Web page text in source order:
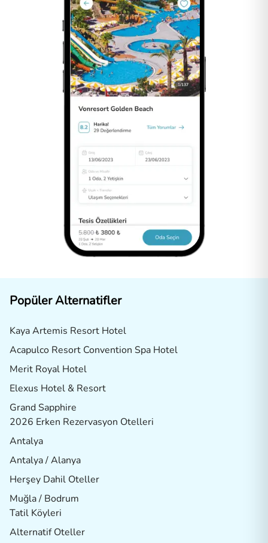
Popüler Alternatifler
Kaya Artemis Resort Hotel
Acapulco Resort Convention Spa Hotel
Merit Royal Hotel
Elexus Hotel & Resort
Grand Sapphire
2026 Erken Rezervasyon Otelleri
Antalya
Antalya / Alanya
Herşey Dahil Oteller
Muğla / Bodrum
Tatil Köyleri
Alternatif Oteller